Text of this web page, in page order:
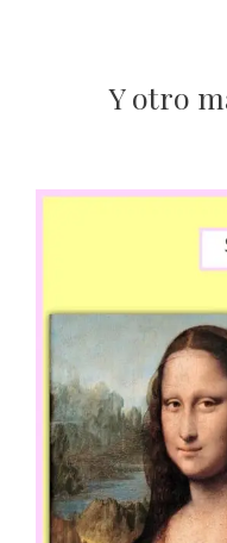
Y otro